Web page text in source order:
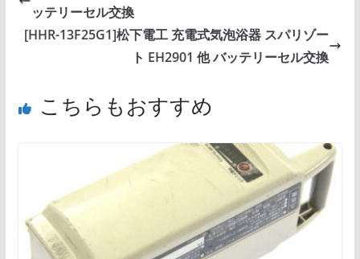
ッテリーセル交換
[HHR-13F25G1]松下電工 充電式気泡浴器 スパリゾー
ト EH2901 他 バッテリーセル交換
こちらもおすすめ